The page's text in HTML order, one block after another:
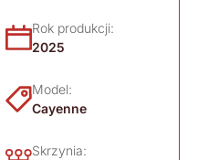
Rok produkcji:
2025
Model:
Cayenne
Skrzynia: